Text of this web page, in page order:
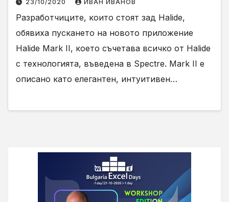
23/10/2020 ИВАН ИВАНОВ
Разработчиците, които стоят зад Halide,
обявиха пускането на новото приложение
Halide Mark II, което съчетава всичко от Halide
с технологията, въведена в Spectre. Mark II е
описано като елегантен, интуитивен…